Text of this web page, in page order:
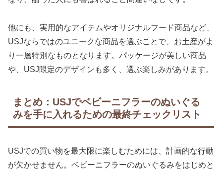
他にも、実用的なアイテムやオリジナルフード商品など、
USJならではのユニークな商品を選ぶことで、お土産がよ
り一層特別なものとなります。パッケージが美しい商品
や、USJ限定のデザインも多く、選ぶ楽しみがあります。
まとめ：USJでベビーニフラーのぬいぐる
みを手に入れるための最終チェックリスト
USJでの買い物を最大限に楽しむためには、計画的な行動
が欠かせません。ベビーニフラーのぬいぐるみをはじめと